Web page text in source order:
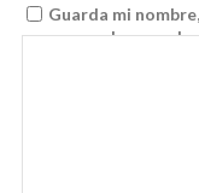
Guarda mi
navegador para la